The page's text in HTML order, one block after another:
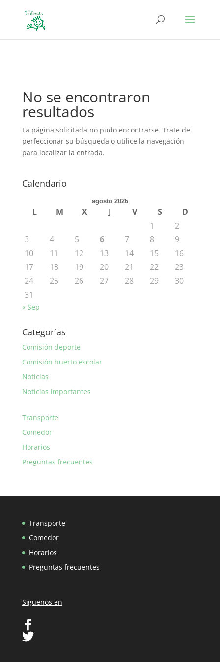
No se encontraron
resultados
La página solicitada no pudo encontrarse. Trate de
perfeccionar su búsqueda o utilice la navegación
para localizar la entrada.
Calendario
agosto 2026
L M X J V S
D
1
2
3
4 5 6 7 8
9
10
11 12 13 14 15
16
17
18 19 20 21 22
23
24
25 26 27 28 29
30
31
« Sep
Categorías
Comisión deporte
Comisión huerto escolar
Noticias
Noticias importantes
Transporte
Comedor
Horarios
Preguntas frecuentes
Transporte
Comedor
Horarios
Preguntas frecuentes
Siguenos en